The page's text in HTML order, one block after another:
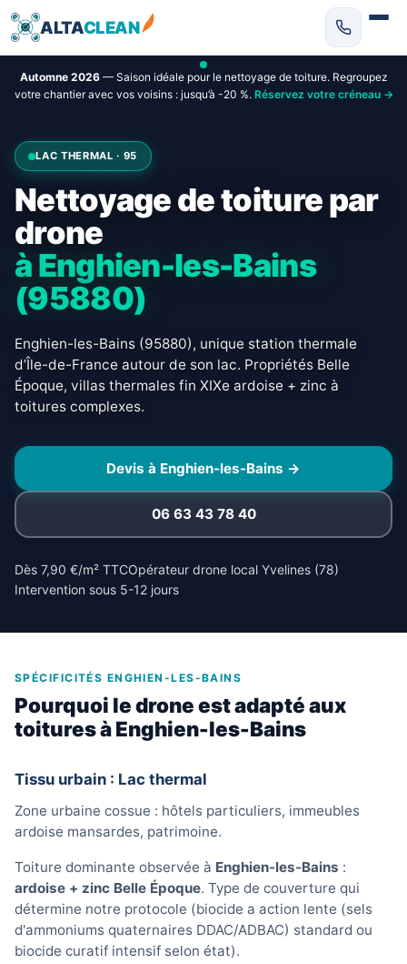
ALTACLEAN
Automne 2026— Saison idéale pour le nettoyage de toiture. Regroupez
votre chantier avec vos voisins : jusqu’à -20 %. Réservez votre créneau →
LAC THERMAL · 95
Nettoyage de toiture par
drone
à Enghien-les-Bains
(95880)
Enghien-les-Bains (95880), unique station thermale
d’Île-de-France autour de son lac. Propriétés Belle
Époque, villas thermales fin XIXe ardoise + zinc à
toitures complexes.
Devis à Enghien-les-Bains →
06 63 43 78 40
Dès 7,90 €/m² TTCOpérateur drone local Yvelines (78)
Intervention sous 5-12 jours
SPÉCIFICITÉS ENGHIEN-LES-BAINS
Pourquoi le drone est adapté aux
toitures à Enghien-les-Bains
Tissu urbain : Lac thermal
Zone urbaine cossue : hôtels particuliers, immeubles
ardoise mansardes, patrimoine.
Toiture dominante observée à Enghien-les-Bains :
ardoise + zinc Belle Époque. Type de couverture qui
détermine notre protocole (biocide a action lente (sels
d'ammoniums quaternaires DDAC/ADBAC) standard ou
biocide curatif intensif selon état).